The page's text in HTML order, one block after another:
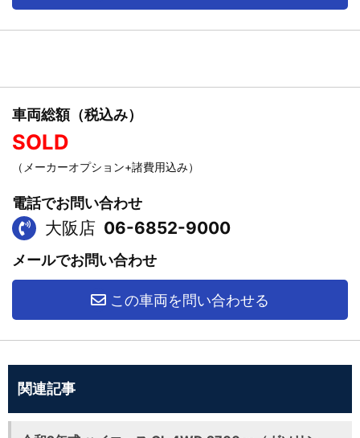
車両総額（税込み）
SOLD
（メーカーオプション+諸費用込み）
電話でお問い合わせ
大阪店 06-6852-9000
メールでお問い合わせ
この車両を問い合わせる
関連記事